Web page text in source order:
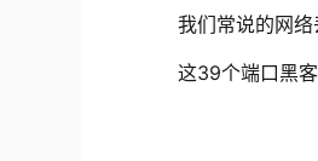
我们常说的网
这39个端口黑